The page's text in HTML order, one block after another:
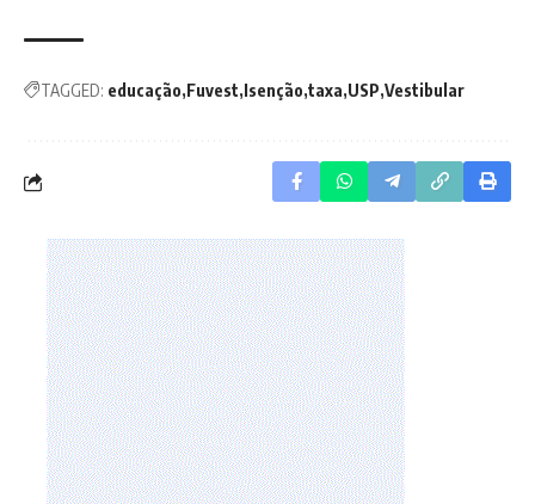
TAGGED: educação Fuvest Isenção taxa USP Vestibular